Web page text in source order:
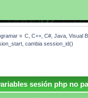
» C, C++, C#, Java, Visual
cambia session_id()
sesión php no